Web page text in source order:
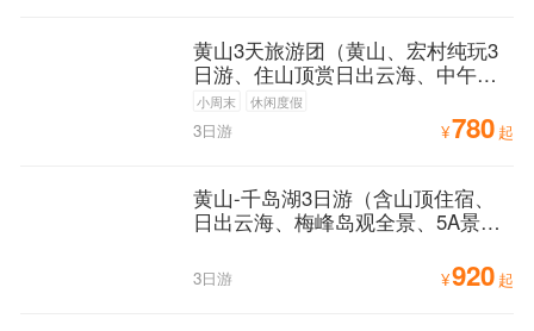
黄山3天旅游团（黄山、宏村纯玩3
日游、住山顶赏日出云海、中午发
团、高铁站可接）
小周末 休闲度假
¥780 起
3日游
黄山-千岛湖3日游（含山顶住宿、
日出云海、梅峰岛观全景、5A景点
¥920 起
3日游